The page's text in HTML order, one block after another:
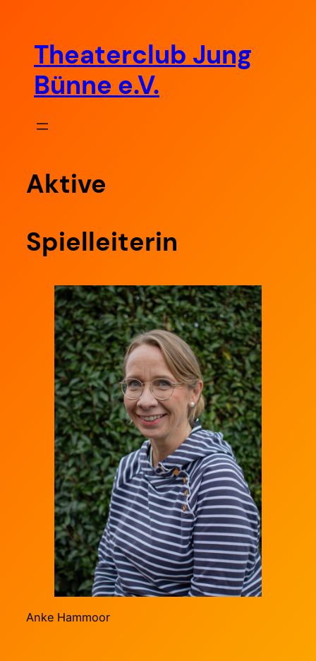
springenTheaterclub Jung
Bünne e.V.
Aktive
Spielleiterin
Anke Hammoor